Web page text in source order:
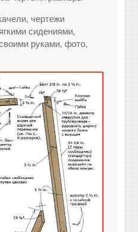
чертежи
сидениями,
руками, фото,